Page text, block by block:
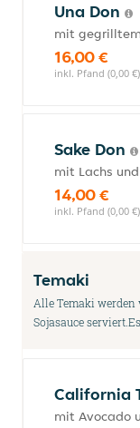
Una Don
mit
16,00 €
inkl. Pfand (0,00 €)
Sake Don
mit Lachs
14,00 €
inkl. Pfand (0,00 €)
Temaki
Alle Temaki
Sojasauce
California
mit Avocado